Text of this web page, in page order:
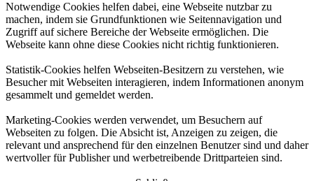
Notwendige Cookies helfen dabei, eine Webseite nutzbar zu
machen, indem sie Grundfunktionen wie Seitennavigation und
Zugriff auf sichere Bereiche der Webseite ermöglichen. Die
Webseite kann ohne diese Cookies nicht richtig funktionieren.
Statistik-Cookies helfen Webseiten-Besitzern zu verstehen, wie
Besucher mit Webseiten interagieren, indem Informationen anonym
gesammelt und gemeldet werden.
Marketing-Cookies werden verwendet, um Besuchern auf
Webseiten zu folgen. Die Absicht ist, Anzeigen zu zeigen, die
relevant und ansprechend für den einzelnen Benutzer sind und daher
wertvoller für Publisher und werbetreibende Drittparteien sind.